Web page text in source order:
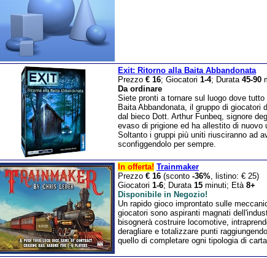
Exit: Ritorno alla Baita Abbandonata
Prezzo € 16; Giocatori 1-4; Durata 45-90
Da ordinare
Siete pronti a tornare sul luogo dove
Baita Abbandonata, il gruppo di giocatori
dal bieco Dott. Arthur Funbeq, signore
evaso di prigione ed ha allestito di nuovo
Soltanto i gruppi più uniti riusciranno ad
sconfiggendolo per sempre.
In offerta! Trainmaker
Prezzo € 16 (sconto -36%, listino: € 25)
Giocatori 1-6; Durata 15 minuti; Età 8+
Disponibile in Negozio!
Un rapido gioco improntato sulle
giocatori sono aspiranti magnati
bisognerà costruire locomotive,
deragliare e totalizzare punti
quello di completare ogni tipologia di